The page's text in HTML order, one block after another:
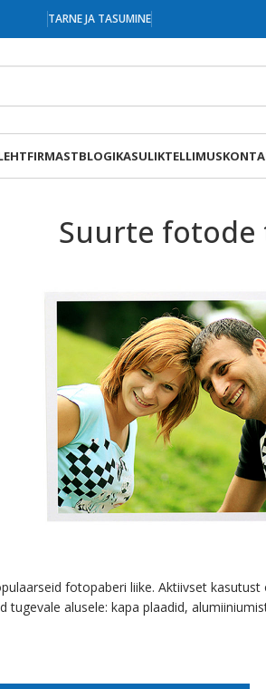
TARNE JA TASUMINE
FIRMASTBLOGIKASULIKTELLIMUS
Suurte
fotopaberi liike. Aktiivset
tugevale alusele: kapa plaadid,